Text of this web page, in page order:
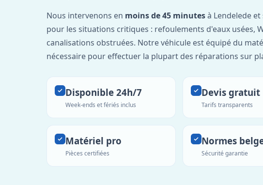
Nous intervenons en moins de 45 minutesà Lendelede
pour les situations critiques : refoulements d'eaux usées,
canalisations obstruées. Notre véhicule est équipé du
nécessaire pour effectuer la plupart des réparations sur
Disponible 24h/7
Week-ends et fériés inclus
Devis gratuit
Tarifs transparents
Matériel pro
Pièces certifiées
Normes
Sécurité garantie